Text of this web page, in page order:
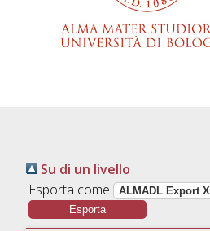
Su di un livello
Esporta come